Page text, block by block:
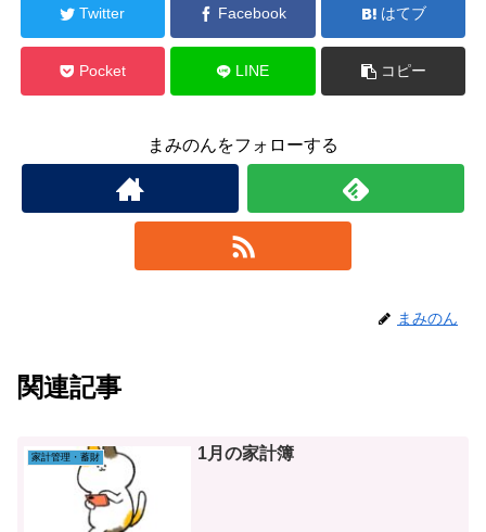
Twitter Facebook はてブ
Pocket LINE コピー
まみのんをフォローする
まみのん
関連記事
家計管理・蓄財 1月の家計簿